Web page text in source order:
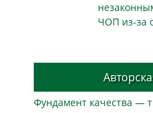
ЧОП из-за
Фундамент качества —